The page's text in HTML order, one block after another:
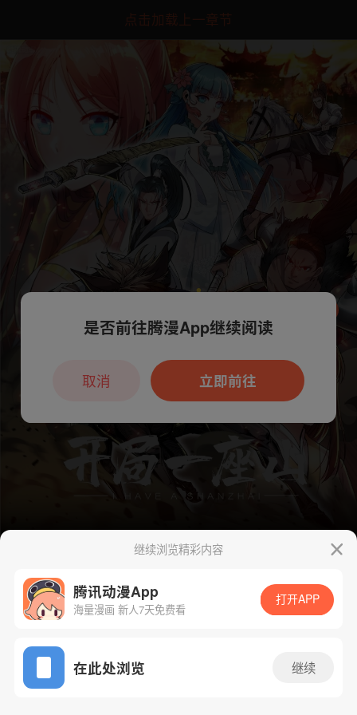
点击加载上一章节
App免费看
下一话 腾漫App免费看
继续浏览精彩内容
腾讯动漫App
海量漫画 新人7天免费看
打开APP
在此处浏览 继续
本章节仅支持App阅读，可打开App新用
户7天免费看
是否前往腾漫App继续阅读
立即前往
取消